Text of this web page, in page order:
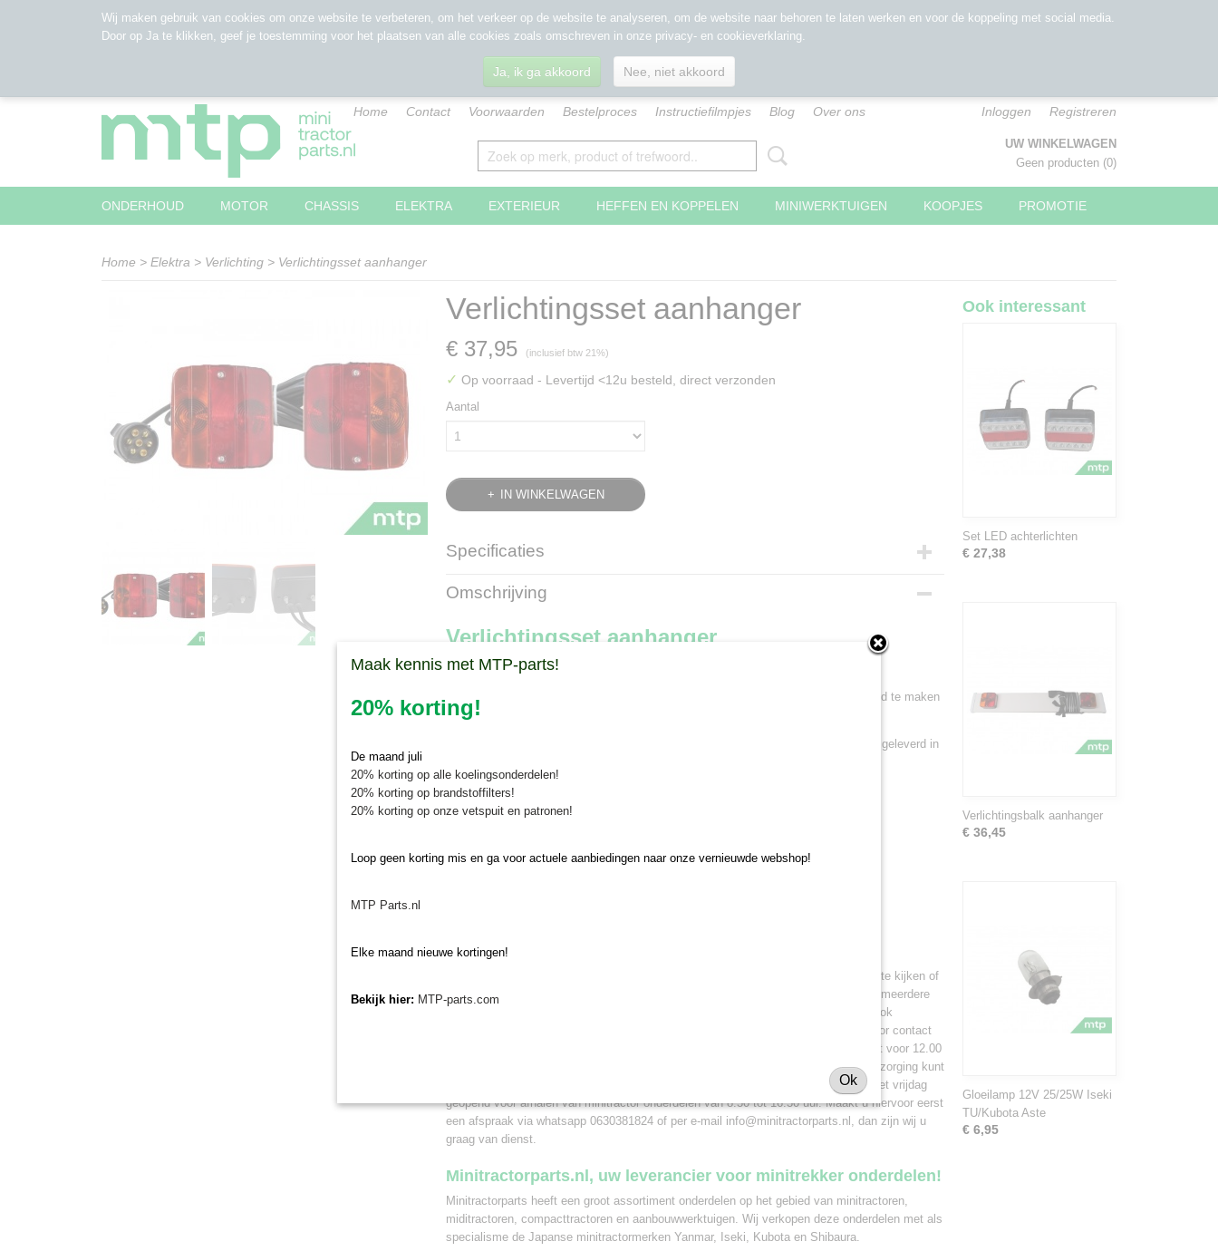
Home Contact Voorwaarden Bestelproces Instructiefilmpjes Blog Over ons Inloggen Registreren
UW WINKELWAGEN
Geen producten (0)
ONDERHOUD MOTOR CHASSIS ELEKTRA EXTERIEUR HEFFEN EN KOPPELEN MINIWERKTUIGEN KOOPJES PROMOTIE
Home > Elektra > Verlichting > Verlichtingsset aanhanger
Verlichtingsset aanhanger
€ 37,95 (inclusief btw 21%)
✓ Op voorraad - Levertijd <12u besteld, direct verzonden
Aantal
IN WINKELWAGEN
Specificaties
Bruto gewicht
Omschrijving
Verlichtingsset aanhanger
De verlichtingsset aanhanger koopt u veilig en snel online bij Minitractorparts.
Deze universele verlichtingsset is uitermate geschikt voor uw aanhanger of passend te maken
op andere type kipwagens.
Komt met 7,5 m lang snoer met 7-pin aansluiting. Werkt op 12V aansluiting. Wordt geleverd in
Functies van de aanhanger verlichting
Positielicht
Gebruiken verlichting aanhanger
Wanneer u deze verlichtingsset gaat gebruiken op uw aanhanger is van belang om te kijken of
het snoer van 7,5 m lang genoeg is. De verlichtingsset aanhanger is geschikt voor meerdere
aanhangers, kipwagens, of andere type wagens. Bij Minitractorparts kunnen wij u ook
adviseren welke verlichting het beste geschikt is voor uw minitrekker. Neem hiervoor contact
op met onze mini tractor specialisten. Wanneer u een verlichtingsset bij ons bestelt voor 12.00
uur, en deze is op voorraad, wordt hij dezelfde dag nog verzonden. Naast pakketbezorging kunt
u ook uw bestelling in ons magazijn in Olst afhalen. Wij zijn van maandag tot en met vrijdag
geopend voor afhalen van minitractor onderdelen van 8.30 tot 16.30 uur. Maakt u hiervoor eerst
een afspraak via whatsapp 0630381824 of per e-mail info@minitractorparts.nl, dan zijn wij u
graag van dienst.
Minitractorparts.nl, uw leverancier voor minitrekker onderdelen!
Minitractorparts heeft een groot assortiment onderdelen op het gebied van minitractoren,
miditractoren, compacttractoren en aanbouwwerktuigen. Wij verkopen deze onderdelen met als
specialisme de Japanse minitractormerken Yanmar, Iseki, Kubota en Shibaura.
Ook interessant
Set LED achterlichten
€ 27,38
Verlichtingsbalk aanhanger
€ 36,45
Gloeilamp 12V 25/25W Iseki
TU/Kubota Aste
€ 6,95
Wij maken gebruik van cookies om onze website te verbeteren, om het verkeer op de website te analyseren, om de website naar behoren te laten werken en voor de koppeling met social media.
Door op Ja te klikken, geef je toestemming voor het plaatsen van alle cookies zoals omschreven in onze privacy- en cookieverklaring.
Ja, ik ga akkoord Nee, niet akkoord
Maak kennis met MTP-parts!
20% korting!
De maand juli
20% korting op alle koelingsonderdelen!
20% korting op brandstoffilters!
20% korting op onze vetspuit en patronen!
Loop geen korting mis en ga voor actuele aanbiedingen naar onze vernieuwde webshop!
MTP Parts.nl
Elke maand nieuwe kortingen!
Bekijk hier: MTP-parts.com
Ok